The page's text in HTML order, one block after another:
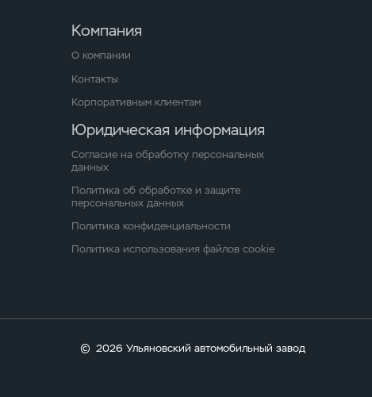
Компания
О компании
Контакты
Корпоративным клиентам
Юридическая информация
Согласие на обработку персональных
данных
Политика об обработке и защите
персональных данных
Политика конфиденциальности
Политика использования файлов cookie
© 2026 Ульяновский автомобильный завод